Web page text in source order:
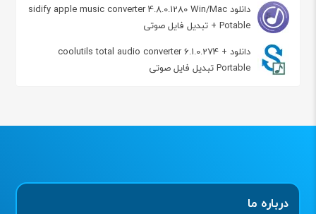
دانلود sidify apple music converter 4.8.0.1280 Win/Mac
+ Potable تبدیل فایل صوتی
دانلود coolutils total audio converter 6.1.0.274 +
Portable تبدیل فایل صوتی
درباره ما